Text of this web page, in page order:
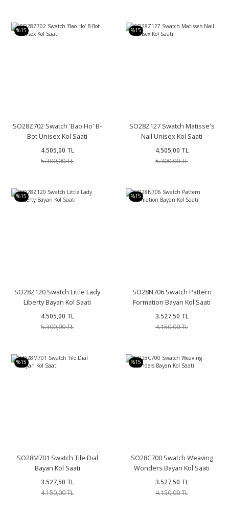
%15
SO28Z702 Swatch 'Bao Ho' B-
Bot Unisex Kol Saati
4.505,00 TL
5.300,00 TL
%15
SO28Z127 Swatch Matisse's
Nail Unisex Kol Saati
4.505,00 TL
5.300,00 TL
%15
SO28Z120 Swatch Little Lady
Liberty Bayan Kol Saati
4.505,00 TL
5.300,00 TL
%15
SO28N706 Swatch Pattern
Formation Bayan Kol Saati
3.527,50 TL
4.150,00 TL
%15
SO28M701 Swatch Tile Dial
Bayan Kol Saati
3.527,50 TL
4.150,00 TL
%15
SO28C700 Swatch Weaving
Wonders Bayan Kol Saati
3.527,50 TL
4.150,00 TL